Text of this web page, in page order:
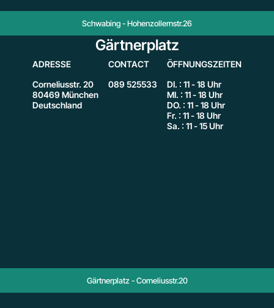
Schwabing - Hohenzollernstr.26
Gärtnerplatz
ADRESSE CONTACT
ÖFFNUNGSZEITEN
Corneliusstr. 20
80469 München
Deutschland
089 525533
DI. : 11 - 18 Uhr
MI. : 11 - 18 Uhr
DO. : 11 - 18 Uhr
Fr. : 11 - 18 Uhr
Sa. : 11 - 15 Uhr
Gärtnerplatz - Corneliusstr.20